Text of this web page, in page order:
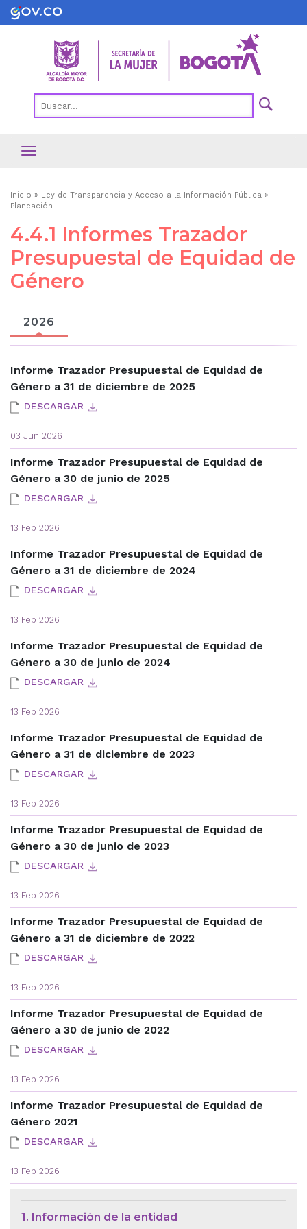
Pasar
al
Ruta
navegación
Inicio
Ley de Transparencia y Acceso a la Información Pública
Planeación
Menú de Contexto de Ley de
1. Información de la entidad
4.4.1 Informes Trazador
Presupuestal de Equidad de
Género
2026
Informe Trazador Presupuestal de Equidad de
Género a 31 de diciembre de 2025
DESCARGAR
03 Jun 2026
Informe Trazador Presupuestal de Equidad de
Género a 30 de junio de 2025
DESCARGAR
13 Feb 2026
Informe Trazador Presupuestal de Equidad de
Género a 31 de diciembre de 2024
DESCARGAR
13 Feb 2026
Informe Trazador Presupuestal de Equidad de
Género a 30 de junio de 2024
DESCARGAR
13 Feb 2026
Informe Trazador Presupuestal de Equidad de
Género a 31 de diciembre de 2023
DESCARGAR
13 Feb 2026
Informe Trazador Presupuestal de Equidad de
Género a 30 de junio de 2023
DESCARGAR
13 Feb 2026
Informe Trazador Presupuestal de Equidad de
Género a 31 de diciembre de 2022
DESCARGAR
13 Feb 2026
Informe Trazador Presupuestal de Equidad de
Género a 30 de junio de 2022
DESCARGAR
13 Feb 2026
Informe Trazador Presupuestal de Equidad de
Género 2021
DESCARGAR
13 Feb 2026